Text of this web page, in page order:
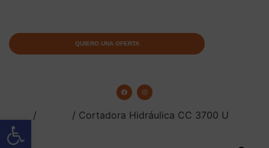
Abrir barra de herramientas
QUIERO UNA OFERTA
/ / Cortadora Hidráulica CC 3700 U